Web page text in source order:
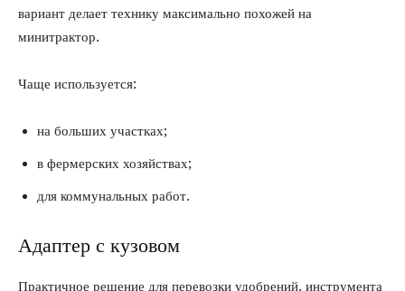
вариант делает технику максимально похожей на
минитрактор.
Чаще используется:
на больших участках;
в фермерских хозяйствах;
для коммунальных работ.
Адаптер с кузовом
Практичное решение для перевозки удобрений, инструмента